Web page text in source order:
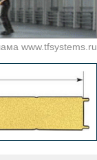
www.tfsystems.ru